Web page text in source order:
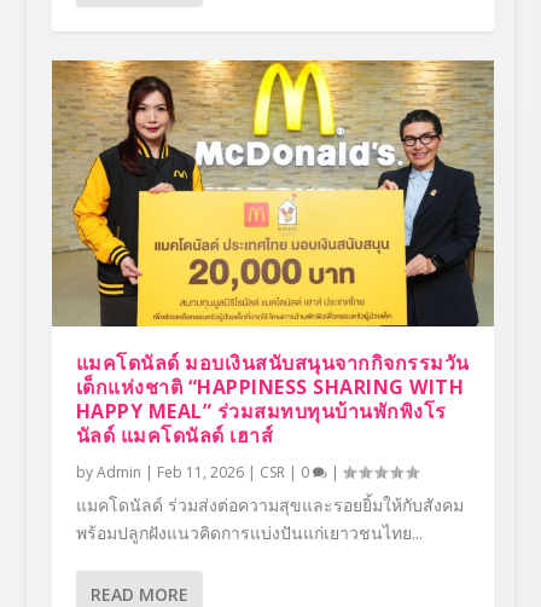
แมคโดนัลด์ มอบเงินสนับสนุนจากกิจกรรมวัน
เด็กแห่งชาติ “HAPPINESS SHARING WITH
HAPPY MEAL” ร่วมสมทบทุนบ้านพักพิงโร
นัลด์ แมคโดนัลด์ เฮาส์
byAdmin | Feb 11, 2026| CSR| 0 |
แมคโดนัลด์ ร่วมส่งต่อความสุขและรอยยิ้มให้กับสังคม
พร้อมปลูกฝังแนวคิดการแบ่งปันแก่เยาวชนไทย...
READ MORE